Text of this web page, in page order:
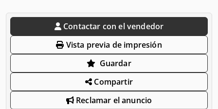
Contactar con el vendedor
Vista previa de impresión
Guardar
Compartir
Reclamar el anuncio